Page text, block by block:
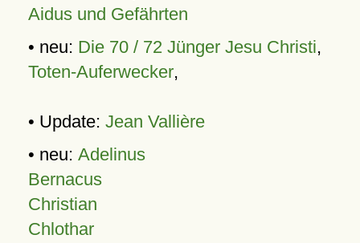
Aidus und Gefährten
• neu: Die 70 / 72 Jünger Jesu Christi,
Toten-Auferwecker,
• Update: Jean Vallière
• neu: Adelinus
Bernacus
Christian
Chlothar